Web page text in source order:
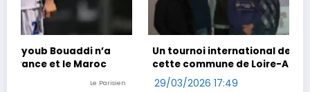
Un tournoi international de foot en marchant dans
cette commune de Loire-Atlantique
29/03/2026 17:49